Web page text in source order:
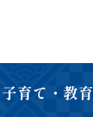
子育て・教育